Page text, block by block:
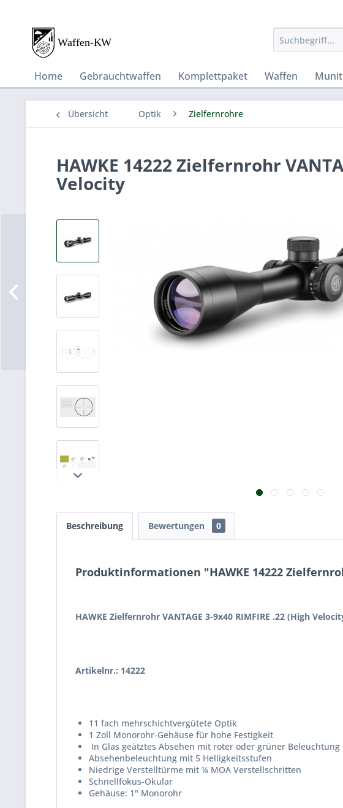
Home Gebrauchtwaffen Komplettpaket Waffen
Übersicht Optik Zielfernrohre
HAWKE 14222 Zielfernrohr
Velocity
Beschreibung Bewertungen 0
Produktinformationen "HAWKE 14222
HAWKE Zielfernrohr VANTAGE 3-9x40 RIMFIRE .22 (High
Artikelnr.: 14222
11 fach mehrschichtvergütete Optik
1 Zoll Monorohr-Gehäuse für hohe Festigkeit
In Glas geätztes Absehen mit roter oder grüner Beleuchtung
Absehenbeleuchtung mit 5 Helligkeitsstufen
Niedrige Verstelltürme mit ¼ MOA Verstellschritten
Schnellfokus-Okular
Gehäuse: 1" Monorohr